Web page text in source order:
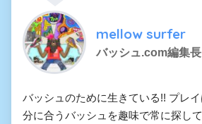
mellow surfer
バッシュ.com編集長
バッシュのために生きている!! プレ
分に合うバッシュを趣味で常に探し